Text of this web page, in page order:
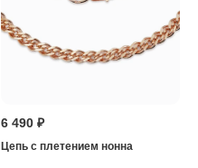
6 490 ₽
Цепь с плетением нонна